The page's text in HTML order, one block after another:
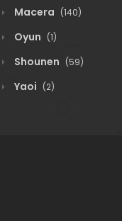
Macera (140)
Oyun (1)
Shounen (59)
Yaoi (2)